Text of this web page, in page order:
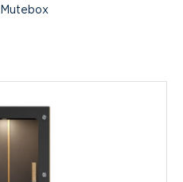
Mutebox